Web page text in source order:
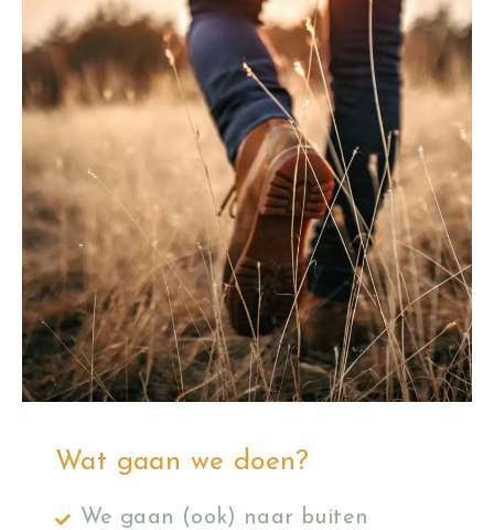
Wat gaan we doen?
We gaan (ook) naar buiten